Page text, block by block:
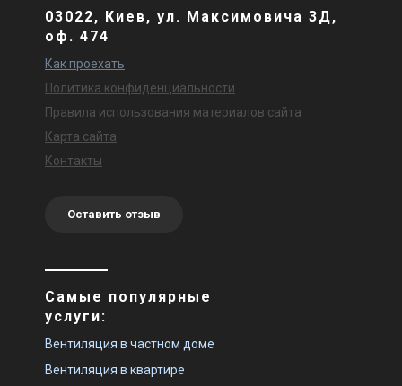
03022, Киев, ул. Максимовича 3Д,
оф. 474
Как проехать
Политика конфиденциальности
Правила использования материалов сайта
Карта сайта
Контакты
Оставить отзыв
Самые популярные
услуги:
Вентиляция в частном доме
Вентиляция в квартире